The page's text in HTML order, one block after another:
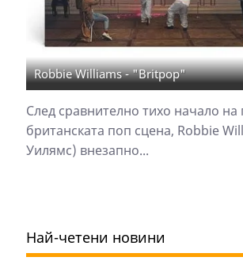
Robbie Williams - "Britpop"
След сравнително тихо начало на
британската поп сцена, Robbie
Уилямс) внезапно...
Най-четени новини